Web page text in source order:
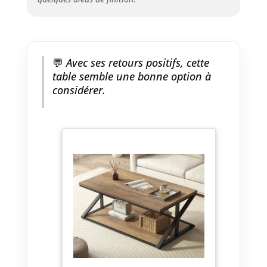
capable de supporter jusqu'à
136 kg. Matériau et construction
fiables : tables basses
cette table basse garantit
fiabilité et durabilité. Sa
structure rationnelle garantit
une stabilité durable, offrant
des années d'utilisation
quotidienne fiable. Assemblage
facile et service après-vente
professionnel : la table basse
💬 Avec ses retours positifs, cette
table semble une bonne option à
considérer.